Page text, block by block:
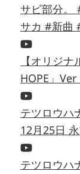
サビ部分。
サカ #新曲
【オリジ
HOPE」Ver
テツロウハ
12月25日
テツロウハ